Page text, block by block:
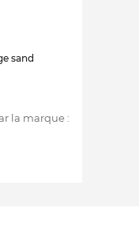
sand
la marque :